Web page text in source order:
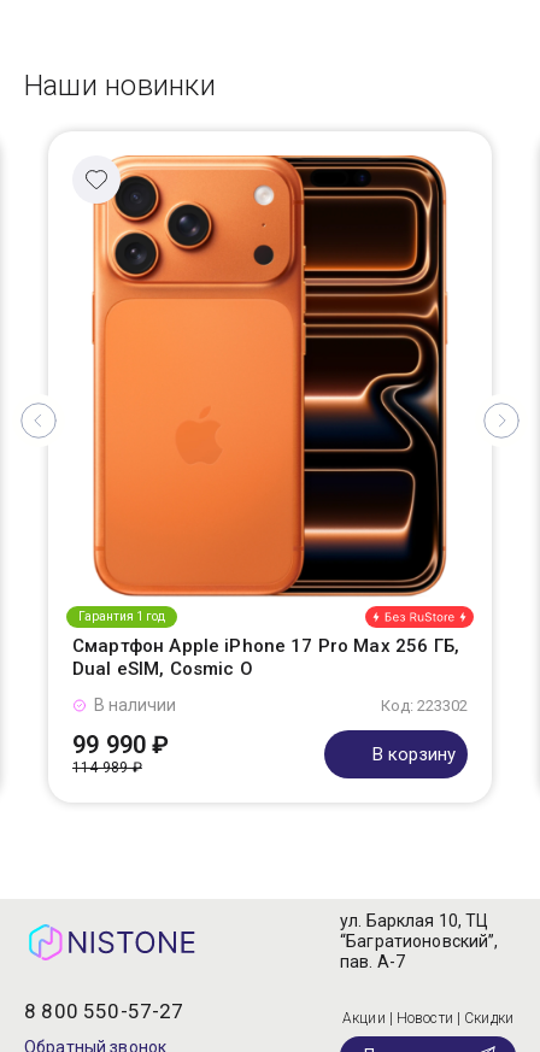
Наши новинки
Гарантия 1 год
Смартфон Apple iPhone 17 Pro Max 256 ГБ,
Dual eSIM, Cosmic O
Код: 223302
В наличии
99 990 ₽
114 989 ₽
В корзину
8 800 550-57-27
Обратный звонок
ул. Барклая 10, ТЦ
“Багратионовский”,
пав. А-7
Акции | Новости | Скидки